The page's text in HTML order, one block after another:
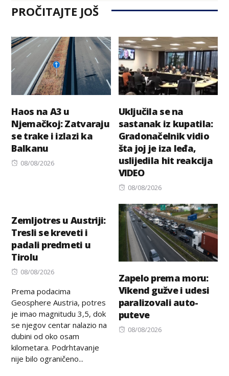
PROČITAJTE JOŠ
Haos na A3 u
Njemačkoj: Zatvaraju
se trake i izlazi ka
Balkanu
Posted
08/08/2026
Uključila se na
sastanak iz kupatila:
Gradonačelnik vidio
šta joj je iza leđa,
uslijedila hit reakcija
VIDEO
Posted
08/08/2026
Zemljotres u Austriji:
Tresli se kreveti i
padali predmeti u
Tirolu
Posted
08/08/2026
Prema podacima
Geosphere Austria, potres
je imao magnitudu 3,5, dok
se njegov centar nalazio na
dubini od oko osam
kilometara. Podrhtavanje
nije bilo ograničeno...
Zapelo prema moru:
Vikend gužve i udesi
paralizovali auto-
puteve
Posted
08/08/2026